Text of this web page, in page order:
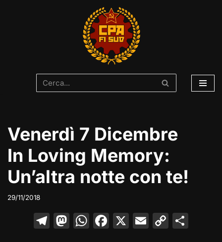
Venerdì 7 Dicembre
In Loving Memory:
Un’altra notte con te!
29/11/2018
T M W F X E C